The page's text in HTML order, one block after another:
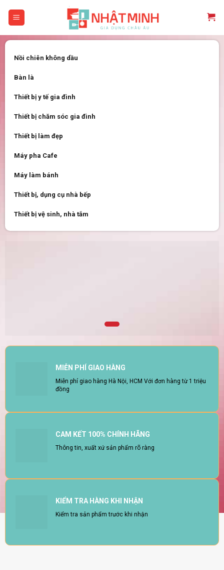
Nồi chiên không dầu
Bàn là
Thiết bị y tế gia đình
Thiết bị chăm sóc gia đình
Thiết bị làm đẹp
Máy pha Cafe
Máy làm bánh
Thiết bị, dụng cụ nhà bếp
Thiết bị vệ sinh, nhà tắm
MIỄN PHÍ GIAO HÀNG
Miễn phí giao hàng Hà Nội, HCM Với đơn hàng từ 1 triệu
đồng
CAM KẾT 100% CHÍNH HÃNG
Thông tin, xuất xứ sản phẩm rõ ràng
KIỂM TRA HÀNG KHI NHẬN
Kiểm tra sản phẩm trước khi nhận